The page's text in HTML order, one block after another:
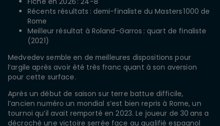
Récents résultats : demi-finaliste du Masters 1000 de
Rome
Meilleur résultat à Roland-Garros : quart de finaliste
(2021)
Medvedev semble en de meilleures dispositions pour
l’argile après avoir été très franc quant à son aversion
pour cette surface.
Après un début de saison sur terre battue difficile,
l’ancien numéro un mondial s’est bien repris à Rome, un
tournoi qu’il avait remporté en 2023. Le joueur de 30 ans a
décroché une victoire serrée face au qualifié espagnol